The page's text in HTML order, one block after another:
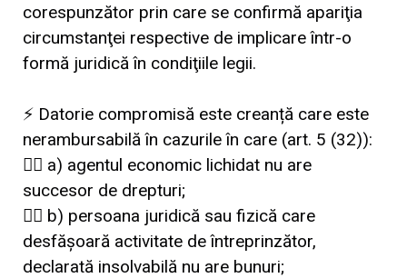
corespunzător prin care se confirmă apariţia
circumstanţei respective de implicare într-o
formă juridică în condiţiile legii.
⚡ Datorie compromisă este creanță care este
nerambursabilă în cazurile în care (art. 5 (32)):
👉🏼 a) agentul economic lichidat nu are
succesor de drepturi;
👉🏼 b) persoana juridică sau fizică care
desfășoară activitate de întreprinzător,
declarată insolvabilă nu are bunuri;